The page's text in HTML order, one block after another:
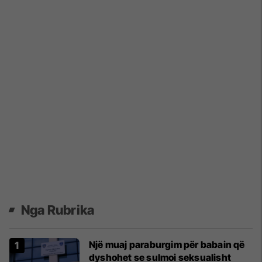
Nga Rubrika
Një muaj paraburgim për babain që
dyshohet se sulmoi seksualisht